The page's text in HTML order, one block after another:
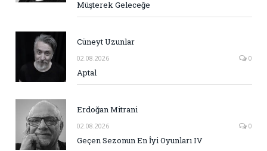
Müşterek Geleceğe
Cüneyt Uzunlar
02.08.2026 0
Aptal
Erdoğan Mitrani
02.08.2026 0
Geçen Sezonun En İyi Oyunları IV